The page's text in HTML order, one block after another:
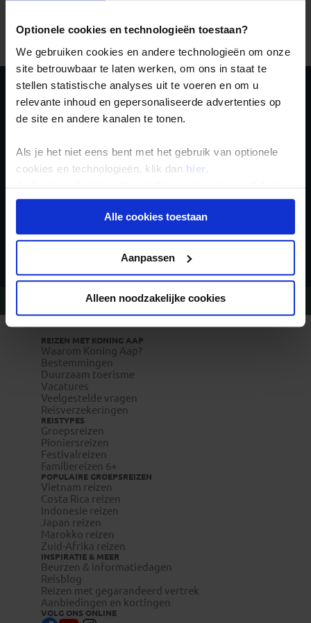
Optionele cookies en technologieën toestaan?
We gebruiken cookies en andere technologieën om onze
site betrouwbaar te laten werken, om ons in staat te
stellen statistische analyses uit te voeren en om u
relevante inhoud en gepersonaliseerde advertenties op
de site en andere kanalen te tonen.
Als je het niet eens bent met het gebruik van optionele
cookies en technologieën, klik dan hier .
Je kunt je selectie in de instellingen aanpassen of deze
onder aan de pagina op elk gewenst moment voor de
toekomst wijzigen.Alle cookies toestaan
Aanpassen
Alleen noodzakelijke cookies
naast de grote supermarkten (
black tea , anders krijg je echt Engelse thee met een
flinke scheut melk.
Schrijf je in voor de
Inschrijven
Vragen?Bel 020-7887700
REIZEN MET KONING AAP
Waarom Koning Aap?
Bestemmingen
Duurzaam toerisme
Vacatures
Veelgestelde vragen
Reisverzekeringen
REISTYPES
Groepsreizen
Pioniersreizen
Festivalreizen
Familiereizen 6+
POPULAIRE GROEPSREIZEN
Vietnam reizen
Costa Rica reizen
Indonesie reizen
Japan reizen
Marokko reizen
Zuid-Afrika reizen
INSPIRATIE & MEER
Beurzen & informatiedagen
Reisblog
Reizen met gegarandeerd vertrek
Aanbiedingen en kortingen
VOLG ONS ONLINE